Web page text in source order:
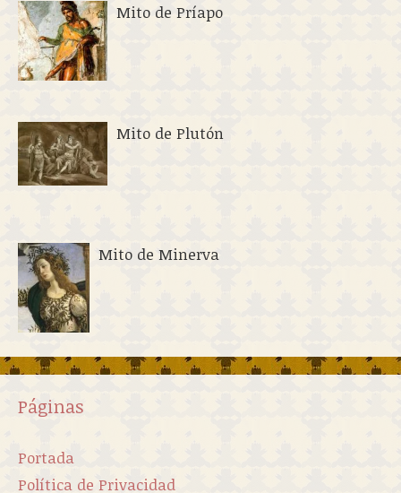
Mito de Príapo
Mito de Plutón
Mito de Minerva
Páginas
Portada
Política de Privacidad